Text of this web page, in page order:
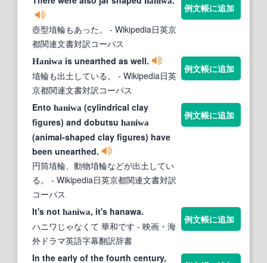
壺型埴輪もあった。
- Wikipedia日英京
都関連文書対訳コーパス
例文帳に追加
Haniwa is unearthed as well.
埴輪も出土している。
- Wikipedia日英
京都関連文書対訳コーパス
例文帳に追加
Ento haniwa (cylindrical clay
figures) and dobutsu haniwa
(animal-shaped clay figures) have
been unearthed.
円筒埴輪、動物埴輪などが出土してい
る。
- Wikipedia日英京都関連文書対訳
コーパス
例文帳に追加
It's not haniwa, it's hanawa.
ハニワじゃなくて 華和です - 映画・海
外ドラマ英語字幕翻訳辞書
例文帳に追加
In the early of the fourth century,